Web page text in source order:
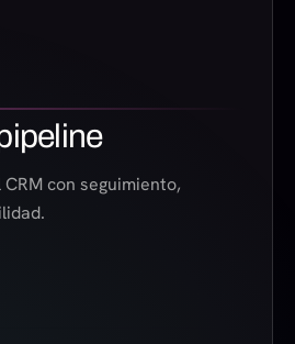
con seguimiento,